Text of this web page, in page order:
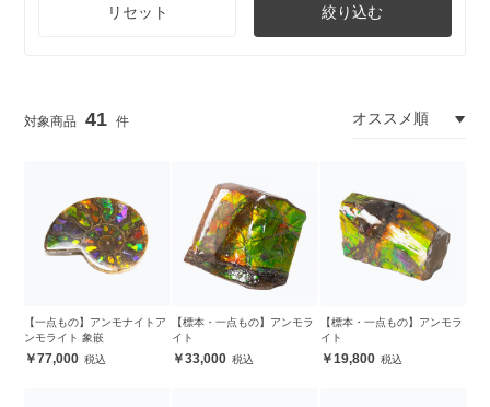
リセット 絞り込む
41
【一点もの】アンモナイトア
ンモライト 象嵌
77,000
【標本・一点もの】アンモラ
イト
33,000
【標本・一点もの】アンモラ
イト
19,800